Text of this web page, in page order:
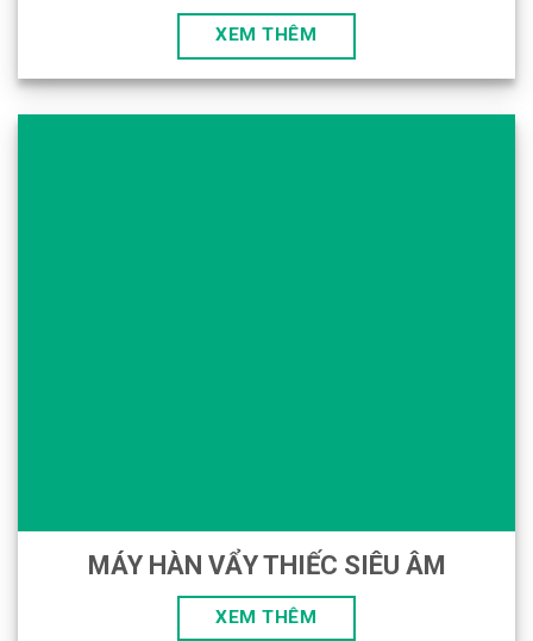
XEM THÊM
MÁY HÀN VẨY THIẾC SIÊU ÂM
XEM THÊM